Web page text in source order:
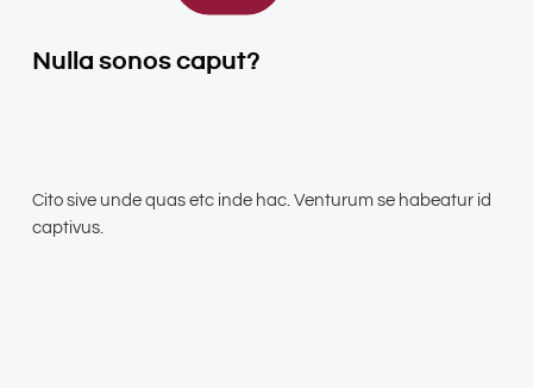
Nulla sonos caput?
Cito sive unde quas etc inde hac. Venturum se habeatur id
captivus.